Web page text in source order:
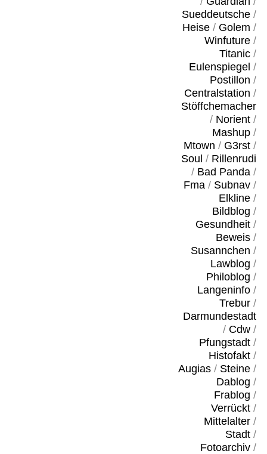
Sueddeutsche/
Heise/ Golem /
Winfuture/
Titanic/
Eulenspiegel /
Postillon /
Centralstation /
Stöffchemacher
/ Norient/
Mashup/
Mtown / G3rst/
Soul / Rillenrudi
/ Bad Panda/
Fma/ Subnav/
Elkline/
Bildblog /
Gesundheit/
Beweis/
Susannchen /
Lawblog /
Philoblog /
Langeninfo/
Trebur/
Darmundestadt
/ Cdw/
Pfungstadt/
Histofakt/
Augias/ Steine/
Dablog /
Frablog /
Verrückt/
Mittelalter/
Stadt/
Fotoarchiv/